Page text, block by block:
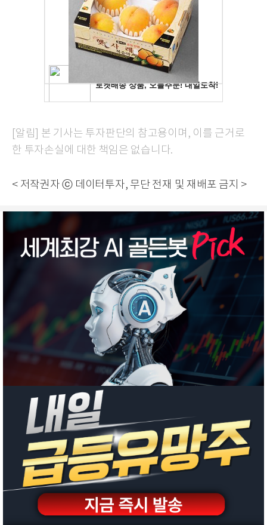
[알림] 본 기사는 투자판단의 참고용이며, 이를 근거로
한 투자손실에 대한 책임은 없습니다.
< 저작권자 ⓒ 데이터투자, 무단 전재 및 재배포 금지 >